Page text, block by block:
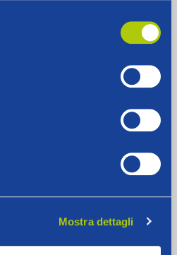
Mostra dettagli